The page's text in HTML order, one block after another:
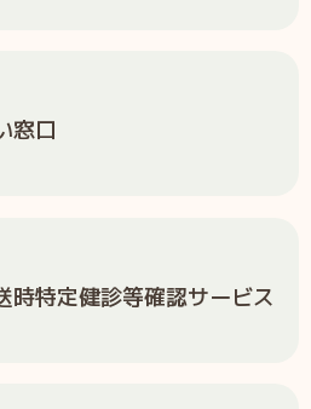
窓口
時特定健診等確認サービス